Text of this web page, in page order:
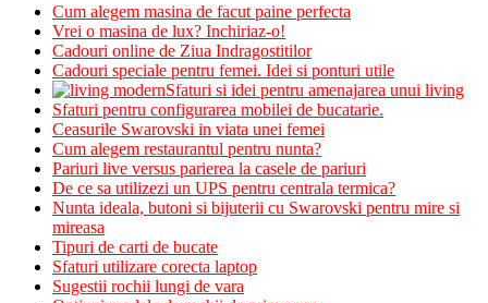
Cum alegem masina de facut paine perfecta
Vrei o masina de lux? Inchiriaz-o!
Cadouri online de Ziua Indragostitilor
Cadouri speciale pentru femei. Idei si ponturi utile
Sfaturi si idei pentru amenajarea unui living
Sfaturi pentru configurarea mobilei de bucatarie.
Ceasurile Swarovski in viata unei femei
Cum alegem restaurantul pentru nunta?
Pariuri live versus parierea la casele de pariuri
De ce sa utilizezi un UPS pentru centrala termica?
Nunta ideala, butoni si bijuterii cu Swarovski pentru mire si
mireasa
Tipuri de carti de bucate
Sfaturi utilizare corecta laptop
Sugestii rochii lungi de vara